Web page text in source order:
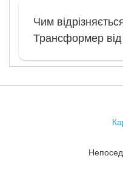
Чим
Трансформер від